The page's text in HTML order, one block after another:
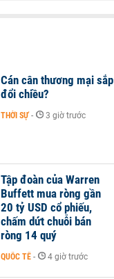
Cán cân thương mại sắp
đổi chiều?
THỜI SỰ - 3 giờ trước
Tập đoàn của Warren
Buffett mua ròng gần
20 tỷ USD cổ phiếu,
chấm dứt chuỗi bán
ròng 14 quý
QUỐC TẾ - 4 giờ trước